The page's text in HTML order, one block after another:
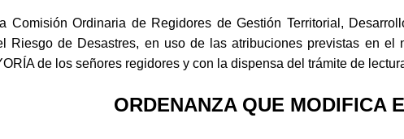
Comisión Ordinaria de Regidores de Gestión Territorial,
Riesgo de Desastres, en uso de las atribuciones previstas en
de los señores regidores y con la dispensa del trámite de
ORDENANZA QUE MODIFICA